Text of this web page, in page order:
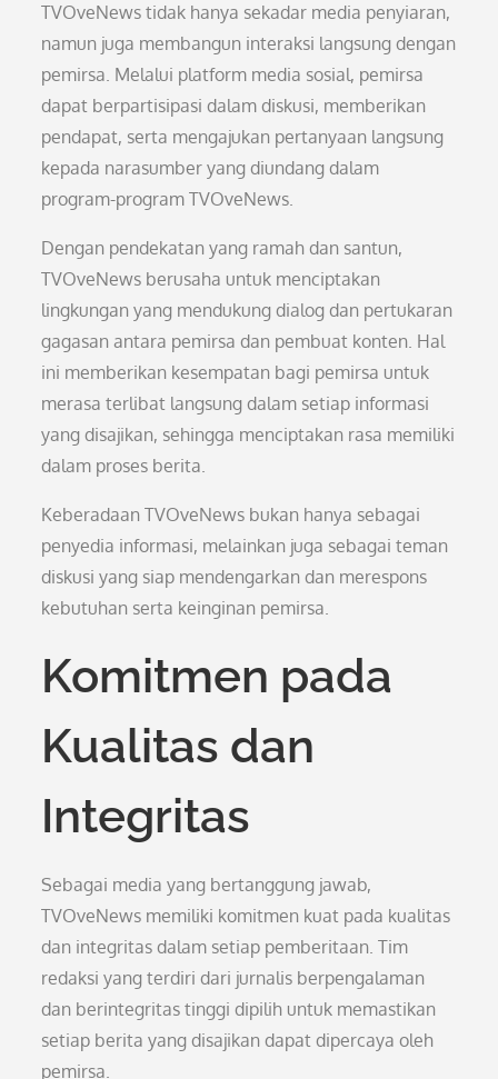
TVOveNews tidak hanya sekadar media penyiaran,
namun juga membangun interaksi langsung dengan
pemirsa. Melalui platform media sosial, pemirsa
dapat berpartisipasi dalam diskusi, memberikan
pendapat, serta mengajukan pertanyaan langsung
kepada narasumber yang diundang dalam
program-program TVOveNews.
Dengan pendekatan yang ramah dan santun,
TVOveNews berusaha untuk menciptakan
lingkungan yang mendukung dialog dan pertukaran
gagasan antara pemirsa dan pembuat konten. Hal
ini memberikan kesempatan bagi pemirsa untuk
merasa terlibat langsung dalam setiap informasi
yang disajikan, sehingga menciptakan rasa memiliki
dalam proses berita.
Keberadaan TVOveNews bukan hanya sebagai
penyedia informasi, melainkan juga sebagai teman
diskusi yang siap mendengarkan dan merespons
kebutuhan serta keinginan pemirsa.
Komitmen pada
Kualitas dan
Integritas
Sebagai media yang bertanggung jawab,
TVOveNews memiliki komitmen kuat pada kualitas
dan integritas dalam setiap pemberitaan. Tim
redaksi yang terdiri dari jurnalis berpengalaman
dan berintegritas tinggi dipilih untuk memastikan
setiap berita yang disajikan dapat dipercaya oleh
pemirsa.